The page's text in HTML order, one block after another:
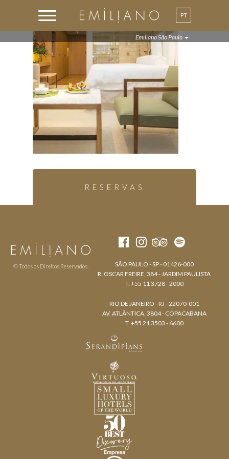
PT
Emiliano São Paulo
RESERVAS
© Todos os Direitos Reservados.
SÃO PAULO - SP - 01426-000
R. OSCAR FREIRE, 384 - JARDIM PAULISTA
T. +55 11 3728 - 2000
RIO DE JANEIRO - RJ - 22070-001
AV. ATLÂNTICA, 3804 - COPACABANA
T. +55 21 3503 - 6600